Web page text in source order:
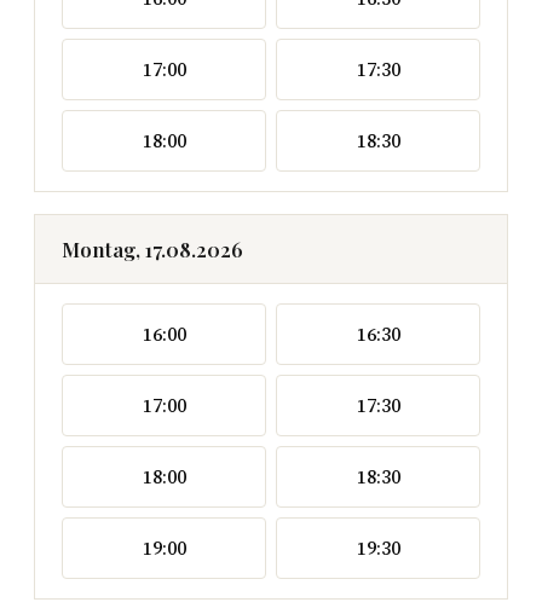
17:00 17:30
18:00 18:30
Montag, 17.08.2026
16:00 16:30
17:00 17:30
18:00 18:30
19:00 19:30